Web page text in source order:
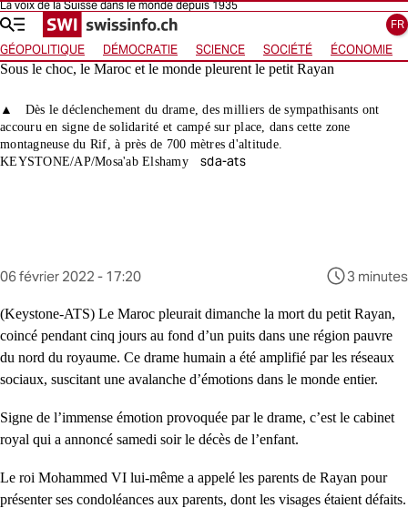
Sauter à la page d'accueil
Sauter à la navigation
Aller à la navigation horizontale
Allez au choix des langues
Sauter au contenu
La voix de la Suisse dans le monde depuis 1935
FR
GÉOPOLITIQUE DÉMOCRATIE SCIENCE SOCIÉTÉ
ÉCONOMIE
Sous le choc, le Maroc et le monde pleurent le petit Rayan
Dès le déclenchement du drame, des milliers de sympathisants ont
accouru en signe de solidarité et campé sur place, dans cette zone
montagneuse du Rif, à près de 700 mètres d'altitude.
KEYSTONE/AP/Mosa'ab Elshamy
sda-ats
Ce
a
été
publié
sur
06 février 2022 - 17:20 3 minutes
(Keystone-ATS) Le Maroc pleurait dimanche la mort du petit Rayan,
coincé pendant cinq jours au fond d’un puits dans une région pauvre
du nord du royaume. Ce drame humain a été amplifié par les réseaux
sociaux, suscitant une avalanche d’émotions dans le monde entier.
Signe de l’immense émotion provoquée par le drame, c’est le cabinet
royal qui a annoncé samedi soir le décès de l’enfant.
Le roi Mohammed VI lui-même a appelé les parents de Rayan pour
présenter ses condoléances aux parents, dont les visages étaient défaits.